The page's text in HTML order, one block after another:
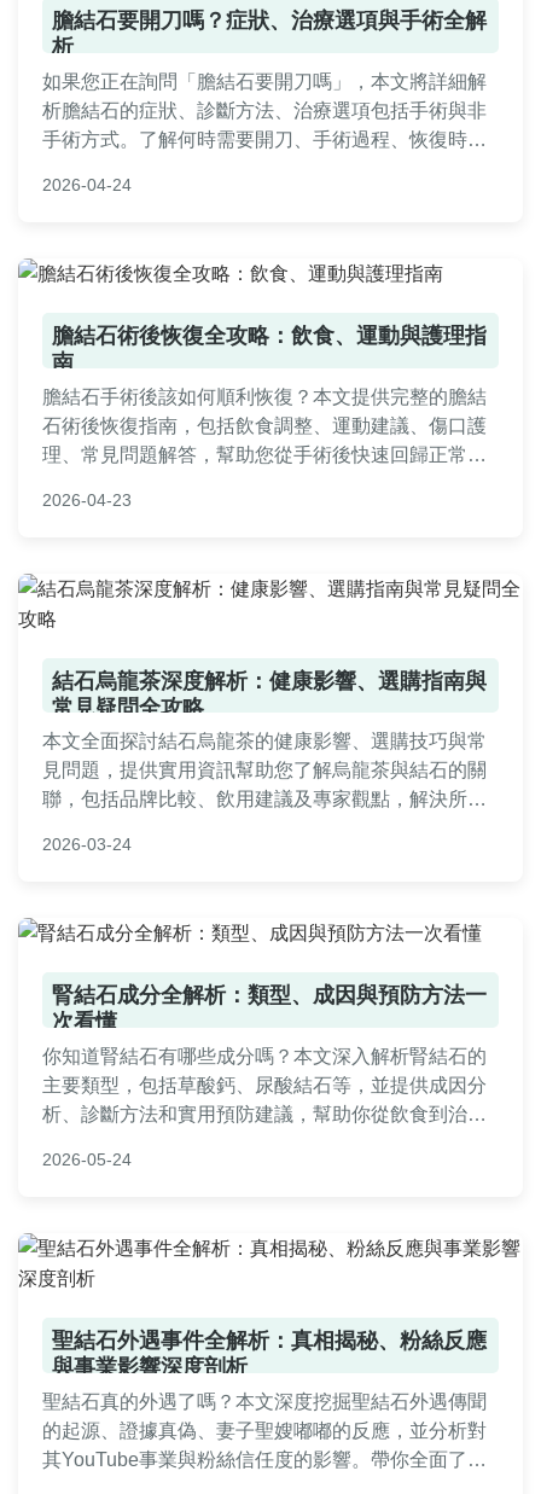
膽結石要開刀嗎？症狀、治療選項與手術全解
析
如果您正在詢問「膽結石要開刀嗎」，本文將詳細解
析膽結石的症狀、診斷方法、治療選項包括手術與非
手術方式。了解何時需要開刀、手術過程、恢復時
從成因到術後照顧，提供實用指南，減少您的擔憂。
2026-04-24
膽結石術後恢復全攻略：飲食、運動與護理指
南
膽結石手術後該如何順利恢復？本文提供完整的膽結
石術後恢復指南，包括飲食調整、運動建議、傷口護
理、常見問題解答，幫助您從手術後快速回歸正常生
2026-04-23
結石烏龍茶深度解析：健康影響、選購指南與
常見疑問全攻略
本文全面探討結石烏龍茶的健康影響、選購技巧與常
見問題，提供實用資訊幫助您了解烏龍茶與結石的關
聯，包括品牌比較、飲用建議及專家觀點，解決所有
2026-03-24
腎結石成分全解析：類型、成因與預防方法一
次看懂
你知道腎結石有哪些成分嗎？本文深入解析腎結石的
主要類型，包括草酸鈣、尿酸結石等，並提供成因分
析、診斷方法和實用預防建議，幫助你從飲食到治療
2026-05-24
聖結石外遇事件全解析：真相揭秘、粉絲反應
與事業影響深度剖析
聖結石真的外遇了嗎？本文深度挖掘聖結石外遇傳聞
的起源、證據真偽、妻子聖嫂嘟嘟的反應，並分析對
其YouTube事業與粉絲信任度的影響。帶你全面了解